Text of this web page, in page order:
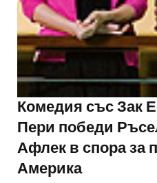
Комедия със Зак
Пери победи
Афлек в спора за
Америка